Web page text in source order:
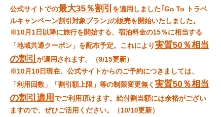
公式サイトでの最大35％割引 を適用しました｢Go To トラベ
ルキャンペーン割引対象プラン｣の販売を開始いたしました。
※10月1日以降に旅行を開始する、宿泊料金の15％に相当する
「地域共通クーポン」を配布予定。これにより実質50％相当
の割引 が適用されます。（9/15更新）
※10月10日現在、公式サイトからのご予約につきましては、
「利用回数」「割引額上限」等の制限変更無く 実質50％相当
の割引適用でご利用頂けます。給付割当額には余裕がござい
ますので、ぜひご活用ください。（10/10更新）